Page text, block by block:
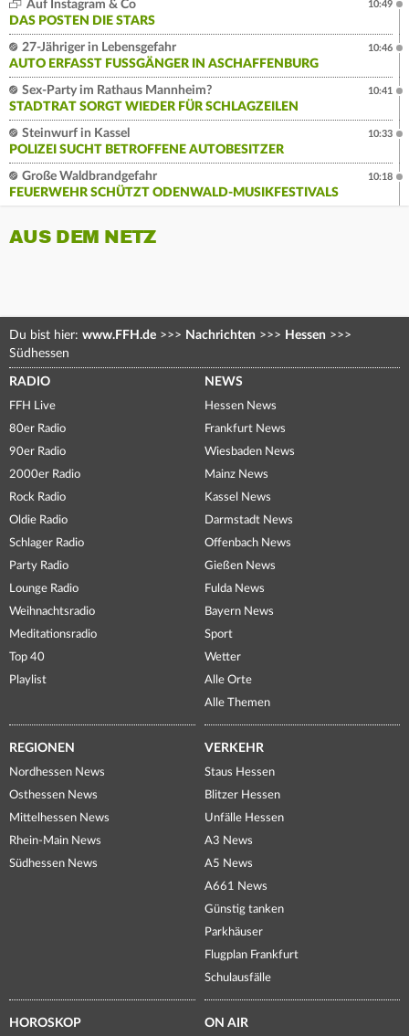
Auf Instagram & Co
DAS POSTEN DIE STARS
10:49
27-Jähriger in Lebensgefahr
AUTO ERFASST FUSSGÄNGER IN ASCHAFFENBURG
10:46
Sex-Party im Rathaus Mannheim?
STADTRAT SORGT WIEDER FÜR SCHLAGZEILEN
10:41
Steinwurf in Kassel
POLIZEI SUCHT BETROFFENE AUTOBESITZER
10:33
Große Waldbrandgefahr
FEUERWEHR SCHÜTZT ODENWALD-MUSIKFESTIVALS
10:18
AUS DEM NETZ
Du bist hier: www.FFH.de >>> Nachrichten >>> Hessen >>>
Südhessen
RADIO
FFH Live
80er Radio
90er Radio
2000er Radio
Rock Radio
Oldie Radio
Schlager Radio
Party Radio
Lounge Radio
Weihnachtsradio
Meditationsradio
Top 40
Playlist
NEWS
Hessen News
Frankfurt News
Wiesbaden News
Mainz News
Kassel News
Darmstadt News
Offenbach News
Gießen News
Fulda News
Bayern News
Sport
Wetter
Alle Orte
Alle Themen
REGIONEN
Nordhessen News
Osthessen News
Mittelhessen News
Rhein-Main News
Südhessen News
VERKEHR
Staus Hessen
Blitzer Hessen
Unfälle Hessen
A3 News
A5 News
A661 News
Günstig tanken
Parkhäuser
Flugplan Frankfurt
Schulausfälle
HOROSKOP ON AIR